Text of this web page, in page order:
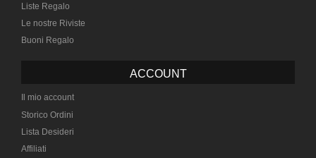
Liste Regalo
Le nostre Riviste
Buoni Regalo
ACCOUNT
Il mio account
Storico Ordini
Lista Desideri
Affiliati